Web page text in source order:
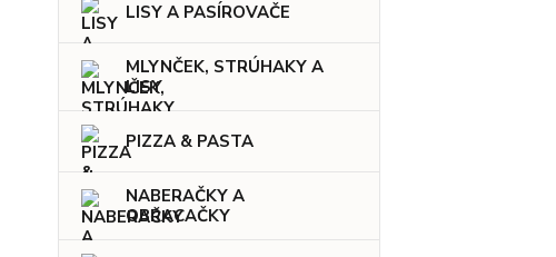
LISY A PASÍROVAČE
MLYNČEK, STRÚHAKY A
LISY
PIZZA & PASTA
NABERAČKY A
OBRACAČKY